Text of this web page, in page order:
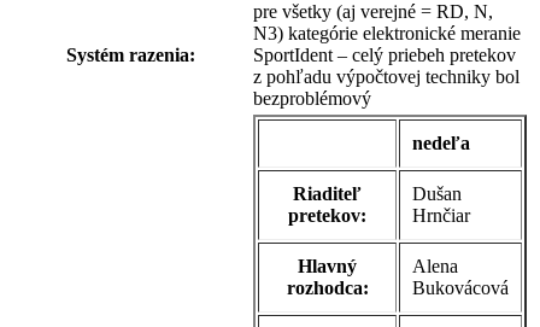
Systém razenia:
pre všetky (aj verejné = RD, N,
N3) kategórie elektronické meranie
SportIdent – celý priebeh pretekov
z pohľadu výpočtovej techniky bol
bezproblémový
nedeľa
Riaditeľ
pretekov:
Dušan
Hrnčiar
Hlavný
rozhodca:
Alena
Bukovácová